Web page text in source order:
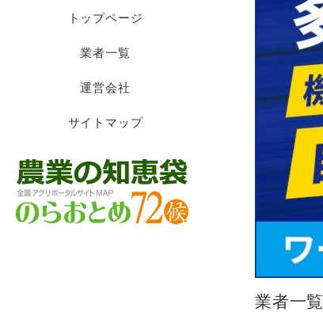
トップページ
業者一覧
運営会社
サイトマップ
業者一覧